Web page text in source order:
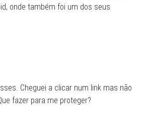
onde também foi um dos seus
Cheguei a clicar num link mas não
fazer para me proteger?